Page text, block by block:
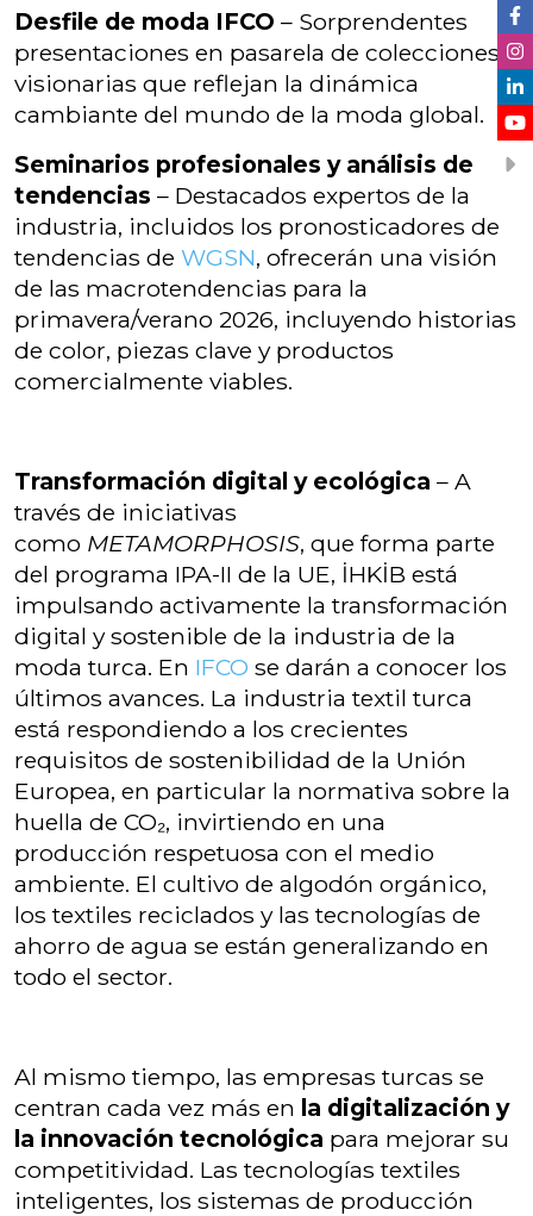
Desfile de moda IFCO – Sorprendentes
presentaciones en pasarela de colecciones
visionarias que reflejan la dinámica
cambiante del mundo de la moda global.
Seminarios profesionales y análisis de
tendencias – Destacados expertos de la
industria, incluidos los pronosticadores de
tendencias de WGSN, ofrecerán una visión
de las macrotendencias para la
primavera/verano 2026, incluyendo historias
de color, piezas clave y productos
comercialmente viables.
Transformación digital y ecológica – A
través de iniciativas
como METAMORPHOSIS, que forma parte
del programa IPA-II de la UE, İHKİB está
impulsando activamente la transformación
digital y sostenible de la industria de la
moda turca. En IFCO se darán a conocer los
últimos avances. La industria textil turca
está respondiendo a los crecientes
requisitos de sostenibilidad de la Unión
Europea, en particular la normativa sobre la
huella de CO₂, invirtiendo en una
producción respetuosa con el medio
ambiente. El cultivo de algodón orgánico,
los textiles reciclados y las tecnologías de
ahorro de agua se están generalizando en
todo el sector.
Al mismo tiempo, las empresas turcas se
centran cada vez más en la digitalización y
la innovación tecnológica para mejorar su
competitividad. Las tecnologías textiles
inteligentes, los sistemas de producción